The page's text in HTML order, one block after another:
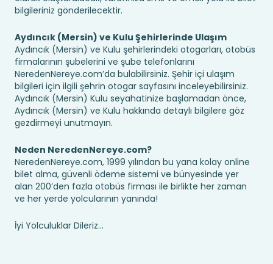
bilgileriniz gönderilecektir.
Aydıncık (Mersin) ve Kulu Şehirlerinde Ulaşım
Aydıncık (Mersin) ve Kulu şehirlerindeki otogarları, otobüs
firmalarının şubelerini ve şube telefonlarını
NeredenNereye.com’da bulabilirsiniz. Şehir içi ulaşım
bilgileri için ilgili şehrin otogar sayfasını inceleyebilirsiniz.
Aydıncık (Mersin) Kulu seyahatinize başlamadan önce,
Aydıncık (Mersin) ve Kulu hakkında detaylı bilgilere göz
gezdirmeyi unutmayın.
Neden NeredenNereye.com?
NeredenNereye.com, 1999 yılından bu yana kolay online
bilet alma, güvenli ödeme sistemi ve bünyesinde yer
alan 200’den fazla otobüs firması ile birlikte her zaman
ve her yerde yolcularının yanında!
İyi Yolculuklar Dileriz...